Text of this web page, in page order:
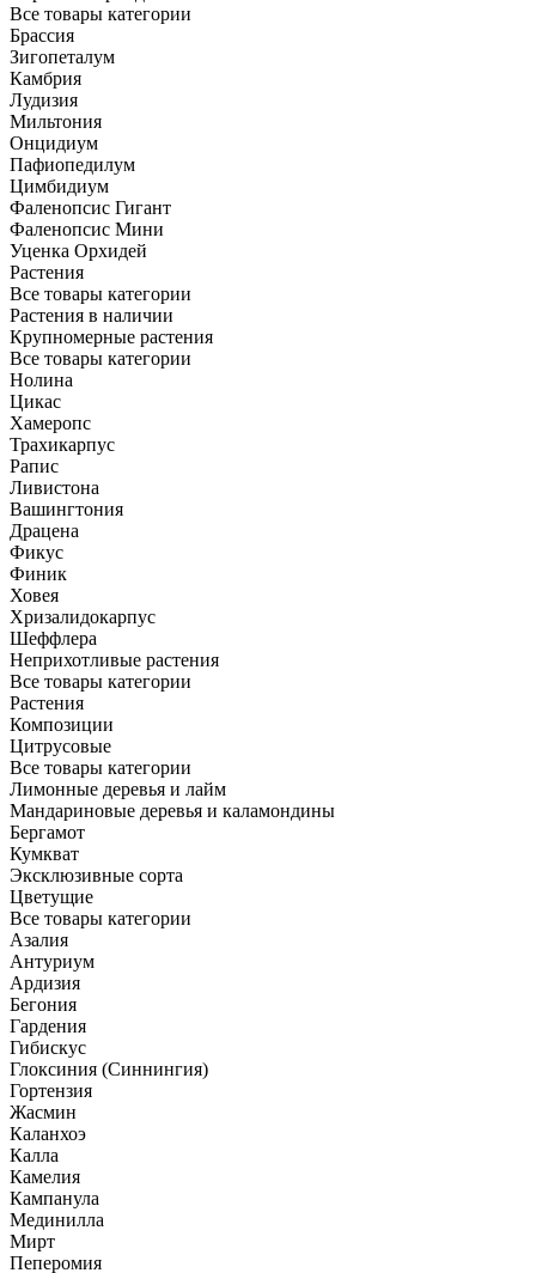
Все товары категории
Брассия
Зигопеталум
Камбрия
Лудизия
Мильтония
Онцидиум
Пафиопедилум
Цимбидиум
Фаленопсис Гигант
Фаленопсис Мини
Уценка Орхидей
Растения
Все товары категории
Растения в наличии
Крупномерные растения
Все товары категории
Нолина
Цикас
Хамеропс
Трахикарпус
Рапис
Ливистона
Вашингтония
Драцена
Фикус
Финик
Ховея
Хризалидокарпус
Шеффлера
Неприхотливые растения
Все товары категории
Растения
Композиции
Цитрусовые
Все товары категории
Лимонные деревья и лайм
Мандариновые деревья и каламондины
Бергамот
Кумкват
Эксклюзивные сорта
Цветущие
Все товары категории
Азалия
Антуриум
Ардизия
Бегония
Гардения
Гибискус
Глоксиния (Синнингия)
Гортензия
Жасмин
Каланхоэ
Калла
Камелия
Кампанула
Мединилла
Мирт
Пеперомия